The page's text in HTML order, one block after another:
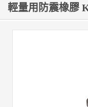
輕量用防震橡膠